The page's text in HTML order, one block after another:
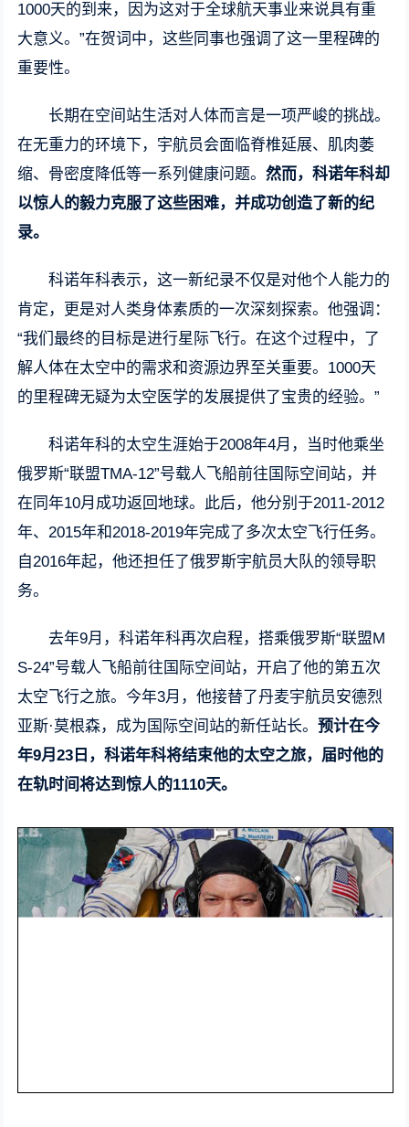
1000天的到来，因为这对于全球航天事业来说具有重
大意义。”在贺词中，这些同事也强调了这一里程碑的
重要性。
长期在空间站生活对人体而言是一项严峻的挑战。
在无重力的环境下，宇航员会面临脊椎延展、肌肉萎
缩、骨密度降低等一系列健康问题。然而，科诺年科却
以惊人的毅力克服了这些困难，并成功创造了新的纪
录。
科诺年科表示，这一新纪录不仅是对他个人能力的
肯定，更是对人类身体素质的一次深刻探索。他强调：
“我们最终的目标是进行星际飞行。在这个过程中，了
解人体在太空中的需求和资源边界至关重要。1000天
的里程碑无疑为太空医学的发展提供了宝贵的经验。”
科诺年科的太空生涯始于2008年4月，当时他乘坐
俄罗斯“联盟TMA-12”号载人飞船前往国际空间站，并
在同年10月成功返回地球。此后，他分别于2011-2012
年、2015年和2018-2019年完成了多次太空飞行任务。
自2016年起，他还担任了俄罗斯宇航员大队的领导职
务。
去年9月，科诺年科再次启程，搭乘俄罗斯“联盟M
S-24”号载人飞船前往国际空间站，开启了他的第五次
太空飞行之旅。今年3月，他接替了丹麦宇航员安德烈
亚斯·莫根森，成为国际空间站的新任站长。预计在今
年9月23日，科诺年科将结束他的太空之旅，届时他的
在轨时间将达到惊人的1110天。